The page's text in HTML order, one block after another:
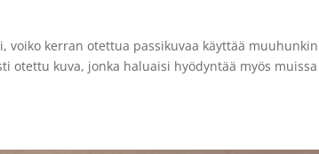
voiko kerran otettua passikuvaa käyttää muuhunkin
otettu kuva, jonka haluaisi hyödyntää myös muissa